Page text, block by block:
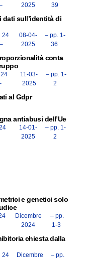
2025
39
dati sull’identità di
24
08-04-
2025
– pp. 1-
36
conta
11-03-
2025
– pp. 1-
2
al Gdpr
antiabusi dell’Ue
14-01-
2025
– pp. 1-
2
e genetici solo
Dicembre
2024
– pp.
1-3
chiesta dalla
24
Dicembre
– pp.